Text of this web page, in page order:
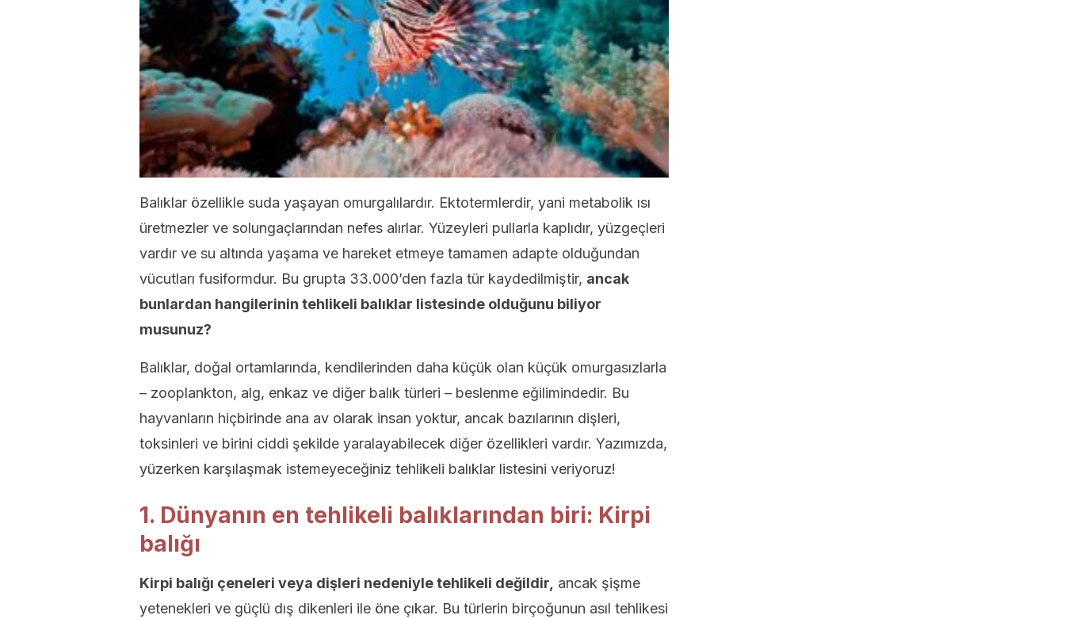
Balıklar özellikle suda yaşayan omurgalılardır. Ektotermlerdir, yani metabolik ısı
üretmezler ve solungaçlarından nefes alırlar. Yüzeyleri pullarla kaplıdır, yüzgeçleri
vardır ve su altında yaşama ve hareket etmeye tamamen adapte olduğundan
vücutları fusiformdur. Bu grupta 33.000’den fazla tür kaydedilmiştir, ancak
bunlardan hangilerinin tehlikeli balıklar listesinde olduğunu biliyor
musunuz?
Balıklar, doğal ortamlarında, kendilerinden daha küçük olan küçük omurgasızlarla
– zooplankton, alg, enkaz ve diğer balık türleri – beslenme eğilimindedir. Bu
hayvanların hiçbirinde ana av olarak insan yoktur, ancak bazılarının dişleri,
toksinleri ve birini ciddi şekilde yaralayabilecek diğer özellikleri vardır. Yazımızda,
yüzerken karşılaşmak istemeyeceğiniz tehlikeli balıklar listesini veriyoruz!
1. Dünyanın en tehlikeli balıklarından biri: Kirpi
balığı
Kirpi balığı çeneleri veya dişleri nedeniyle tehlikeli değildir, ancak şişme
yetenekleri ve güçlü dış dikenleri ile öne çıkar. Bu türlerin birçoğunun asıl tehlikesi